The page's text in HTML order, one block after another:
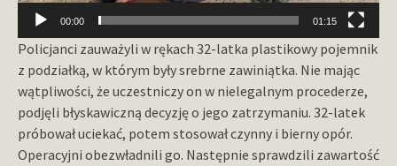
00:00 01:15
Policjanci zauważyli w rękach 32-latka plastikowy pojemnik
z podziałką, w którym były srebrne zawiniątka. Nie mając
wątpliwości, że uczestniczy on w nielegalnym procederze,
podjęli błyskawiczną decyzję o jego zatrzymaniu. 32-latek
próbował uciekać, potem stosował czynny i bierny opór.
Operacyjni obezwładnili go. Następnie sprawdzili zawartość